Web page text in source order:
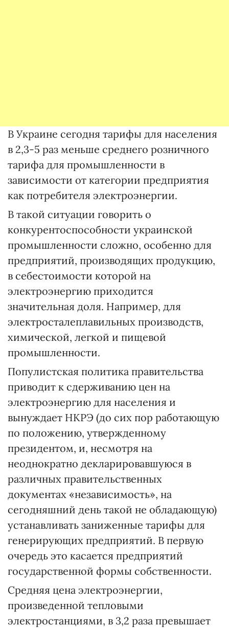
В Украине сегодня тарифы для населения
в 2,3-5 раз меньше среднего розничного
тарифа для промышленности в
зависимости от категории предприятия
как потребителя электроэнергии.
В такой ситуации говорить о
конкурентоспособности украинской
промышленности сложно, особенно для
предприятий, производящих продукцию,
в себестоимости которой на
электроэнергию приходится
значительная доля. Например, для
электросталеплавильных производств,
химической, легкой и пищевой
промышленности.
Популистская политика правительства
приводит к сдерживанию цен на
электроэнергию для населения и
вынуждает НКРЭ (до сих пор работающую
по положению, утвержденному
президентом, и, несмотря на
неоднократно декларировавшуюся в
различных правительственных
документах «независимость», на
сегодняшний день такой не обладающую)
устанавливать заниженные тарифы для
генерирующих предприятий. В первую
очередь это касается предприятий
государственной формы собственности.
Средняя цена электроэнергии,
произведенной тепловыми
электростанциями, в 3,2 раза превышает